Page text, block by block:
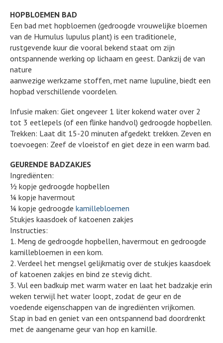
HOPBLOEMEN BAD
Een bad met hopbloemen (gedroogde vrouwelijke bloemen
van de Humulus lupulus plant) is een traditionele,
rustgevende kuur die vooral bekend staat om zijn
ontspannende werking op lichaam en geest. Dankzij de van
nature
aanwezige werkzame stoffen, met name lupuline, biedt een
hopbad verschillende voordelen.
Infusie maken: Giet ongeveer 1 liter kokend water over 2
tot 3 eetlepels (of een flinke handvol) gedroogde hopbellen.
Trekken: Laat dit 15-20 minuten afgedekt trekken. Zeven en
toevoegen: Zeef de vloeistof en giet deze in een warm bad.
GEURENDE BADZAKJES
Ingrediënten:
½ kopje gedroogde hopbellen
¼ kopje havermout
¼ kopje gedroogde kamillebloemen
Stukjes kaasdoek of katoenen zakjes
Instructies:
1. Meng de gedroogde hopbellen, havermout en gedroogde
kamillebloemen in een kom.
2. Verdeel het mengsel gelijkmatig over de stukjes kaasdoek
of katoenen zakjes en bind ze stevig dicht.
3. Vul een badkuip met warm water en laat het badzakje erin
weken terwijl het water loopt, zodat de geur en de
voedende eigenschappen van de ingrediënten vrijkomen.
Stap in bad en geniet van een ontspannend bad doordrenkt
met de aangename geur van hop en kamille.